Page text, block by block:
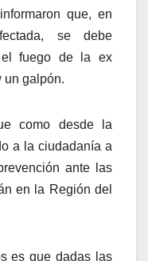
que, en
se debe
el fuego de la ex
un galpón.
como desde la
a la ciudadanía a
ante las
en la Región del
es que dadas las